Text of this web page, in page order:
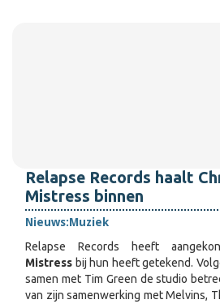
Relapse Records haalt
Mistress binnen
Nieuws:Muziek
Relapse Records heeft
Mistress bij hun heeft getekend.
samen met Tim Green de studio
van zijn samenwerking met Melvins,